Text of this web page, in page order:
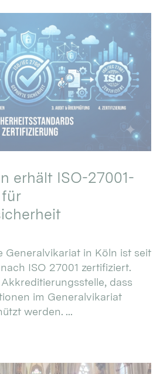
erhält ISO-27001-
Generalvikariat in Köln ist seit
ISO 27001 zertifiziert.
dass
im Generalvikariat
werden. ...